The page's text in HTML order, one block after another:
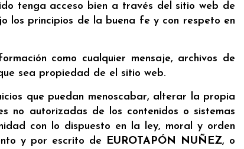
tenga acceso bien a través del sitio web de
los principios de la buena fe y con respeto en
como cualquier mensaje, archivos de
sea propiedad de el sitio web.
que puedan menoscabar, alterar la propia
no autorizadas de los contenidos o sistemas
con lo dispuesto en la ley, moral y orden
y por escrito de
EUROTAPÓN NUÑEZ, o